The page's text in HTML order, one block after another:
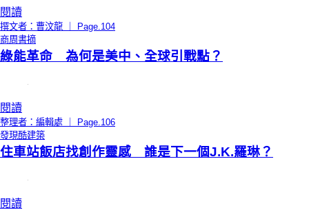
閱讀
撰文者：曹汶龍 ｜ Page.104
商周書摘
綠能革命 為何是美中、全球引戰點？
閱讀
整理者：編輯處 ｜ Page.106
發現酷建築
住車站飯店找創作靈感 誰是下一個J.K.羅琳？
閱讀